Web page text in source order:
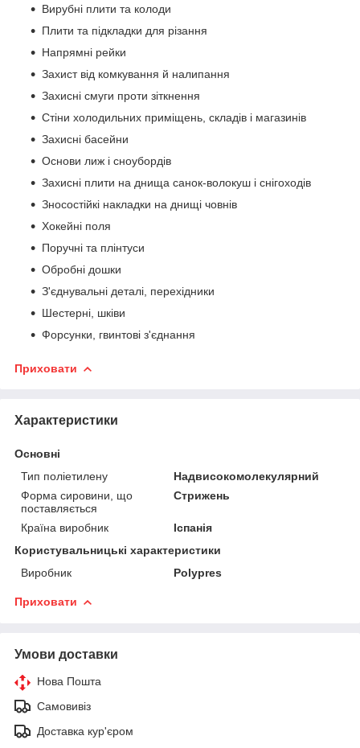
Вирубні плити та колоди
Плити та підкладки для різання
Напрямні рейки
Захист від комкування й налипання
Захисні смуги проти зіткнення
Стіни холодильних приміщень, складів і магазинів
Захисні басейни
Основи лиж і сноубордів
Захисні плити на днища санок-волокуш і снігоходів
Зносостійкі накладки на днищі човнів
Хокейні поля
Поручні та плінтуси
Обробні дошки
З'єднувальні деталі, перехідники
Шестерні, шківи
Форсунки, гвинтові з'єднання
Приховати
Характеристики
Основні
Тип поліетилену
Надвисокомолекулярний
Форма сировини, що
поставляється
Стрижень
Країна виробник
Іспанія
Користувальницькі характеристики
Виробник
Polypres
Приховати
Умови доставки
Нова Пошта
Самовивіз
Доставка кур'єром